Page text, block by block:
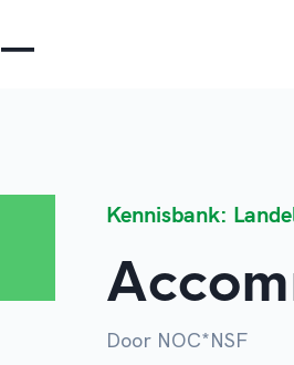
Kennisbank:
Door NOC*NSF